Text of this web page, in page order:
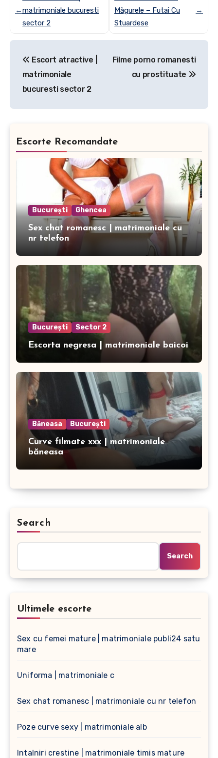
←matrimoniale bucuresti
sector 2
Măgurele – Futai Cu
Stuardese
→
navigation
Escort atractive |
matrimoniale
bucuresti sector 2
Filme porno romanesti
cu prostituate
Escorte Recomandate
București Ghencea
Sex chat romanesc | matrimoniale cu
nr telefon
București Sector 2
Escorta negresa | matrimoniale baicoi
Băneasa București
Curve filmate xxx | matrimoniale
băneasa
Search
Search
Ultimele escorte
Sex cu femei mature | matrimoniale publi24 satu
mare
Uniforma | matrimoniale c
Sex chat romanesc | matrimoniale cu nr telefon
Poze curve sexy | matrimoniale alb
Intalniri crestine | matrimoniale timis mature